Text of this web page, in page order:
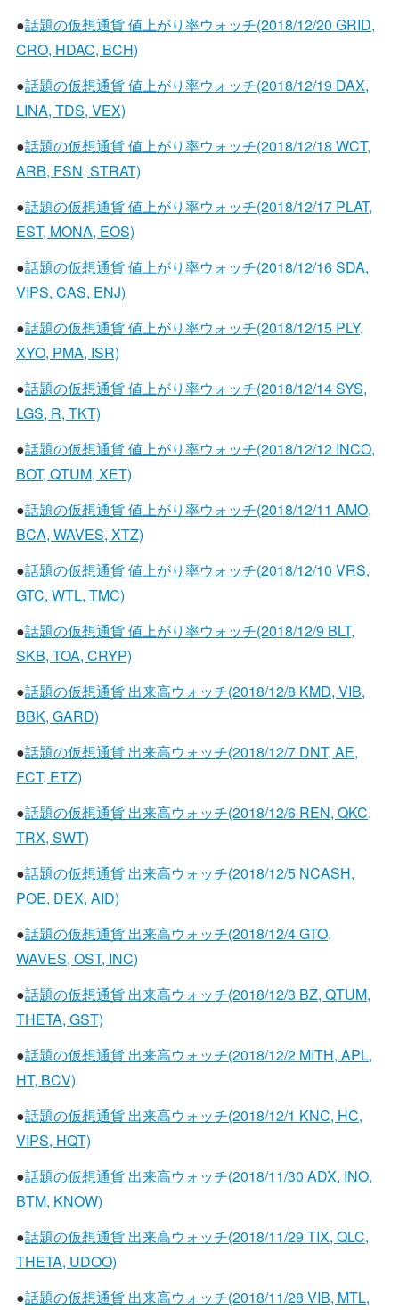
●話題の仮想通貨 値上がり率ウォッチ(2018/12/20 GRID,
CRO, HDAC, BCH)
●話題の仮想通貨 値上がり率ウォッチ(2018/12/19 DAX,
LINA, TDS, VEX)
●話題の仮想通貨 値上がり率ウォッチ(2018/12/18 WCT,
ARB, FSN, STRAT)
●話題の仮想通貨 値上がり率ウォッチ(2018/12/17 PLAT,
EST, MONA, EOS)
●話題の仮想通貨 値上がり率ウォッチ(2018/12/16 SDA,
VIPS, CAS, ENJ)
●話題の仮想通貨 値上がり率ウォッチ(2018/12/15 PLY,
XYO, PMA, ISR)
●話題の仮想通貨 値上がり率ウォッチ(2018/12/14 SYS,
LGS, R, TKT)
●話題の仮想通貨 値上がり率ウォッチ(2018/12/12 INCO,
BOT, QTUM, XET)
●話題の仮想通貨 値上がり率ウォッチ(2018/12/11 AMO,
BCA, WAVES, XTZ)
●話題の仮想通貨 値上がり率ウォッチ(2018/12/10 VRS,
GTC, WTL, TMC)
●話題の仮想通貨 値上がり率ウォッチ(2018/12/9 BLT,
SKB, TOA, CRYP)
●話題の仮想通貨 出来高ウォッチ(2018/12/8 KMD, VIB,
BBK, GARD)
●話題の仮想通貨 出来高ウォッチ(2018/12/7 DNT, AE,
FCT, ETZ)
●話題の仮想通貨 出来高ウォッチ(2018/12/6 REN, QKC,
TRX, SWT)
●話題の仮想通貨 出来高ウォッチ(2018/12/5 NCASH,
POE, DEX, AID)
●話題の仮想通貨 出来高ウォッチ(2018/12/4 GTO,
WAVES, OST, INC)
●話題の仮想通貨 出来高ウォッチ(2018/12/3 BZ, QTUM,
THETA, GST)
●話題の仮想通貨 出来高ウォッチ(2018/12/2 MITH, APL,
HT, BCV)
●話題の仮想通貨 出来高ウォッチ(2018/12/1 KNC, HC,
VIPS, HQT)
●話題の仮想通貨 出来高ウォッチ(2018/11/30 ADX, INO,
BTM, KNOW)
●話題の仮想通貨 出来高ウォッチ(2018/11/29 TIX, QLC,
THETA, UDOO)
●話題の仮想通貨 出来高ウォッチ(2018/11/28 VIB, MTL,